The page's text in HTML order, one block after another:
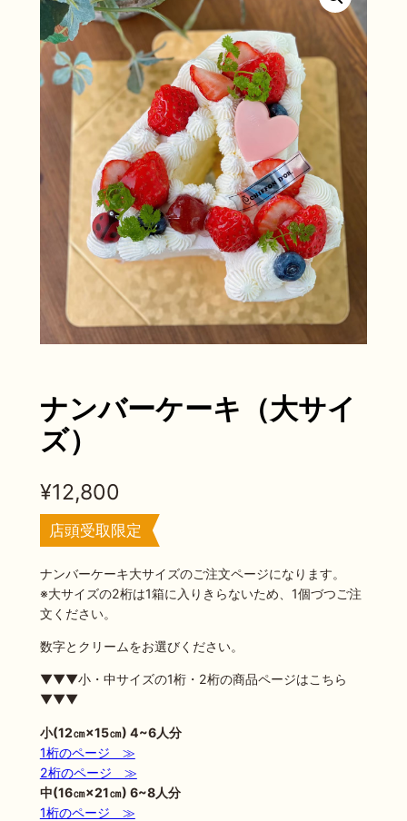
ナンバーケーキ（大サイ
ズ）
¥12,800
店頭受取限定
ナンバーケーキ大サイズのご注文ページになります。
※大サイズの2桁は1箱に入りきらないため、1個づつご注
文ください。
数字とクリームをお選びください。
▼▼▼小・中サイズの1桁・2桁の商品ページはこちら
▼▼▼
小(12㎝×15㎝) 4~6人分
1桁のページ ≫
2桁のページ ≫
中(16㎝×21㎝) 6~8人分
1桁のページ ≫